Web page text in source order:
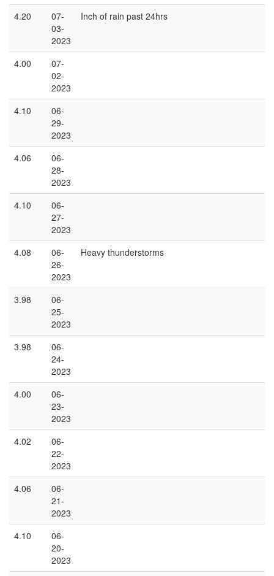
4.20
07-
03-
2023
Inch of rain past 24hrs
4.00
07-
02-
2023
4.10
06-
29-
2023
4.06
06-
28-
2023
4.10
06-
27-
2023
4.08
06-
26-
2023
Heavy thunderstorms
3.98
06-
25-
2023
3.98
06-
24-
2023
4.00
06-
23-
2023
4.02
06-
22-
2023
4.06
06-
21-
2023
4.10
06-
20-
2023